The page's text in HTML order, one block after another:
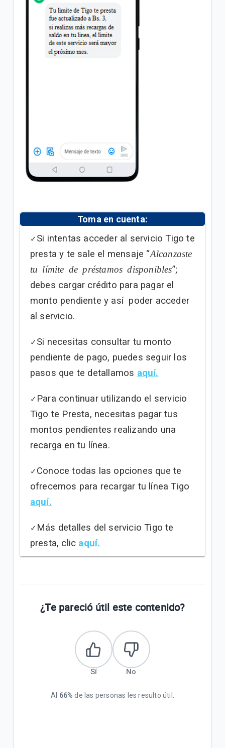
Inicial"
Conoce los pasos para verificar que la red 4G | LTE
de tu celular funciona correctamente
Toma en cuenta:
✓ Si intentas acceder al servicio Tigo te
presta y te sale el mensaje “Alcanzaste
tu límite de préstamos disponibles”;
debes cargar crédito para pagar el
monto pendiente y así poder acceder
al servicio.
✓ Si necesitas consultar tu monto
pendiente de pago, puedes seguir los
pasos que te detallamos aquí.
✓ Para continuar utilizando el servicio
Tigo te Presta, necesitas pagar tus
montos pendientes realizando una
recarga en tu línea.
✓ Conoce todas las opciones que te
ofrecemos para recargar tu línea Tigo
aquí.
✓ Más detalles del servicio Tigo te
presta, clic aquí.
¿Te pareció útil este contenido?
Sí No
Al 66% de las personas les resulto útil.